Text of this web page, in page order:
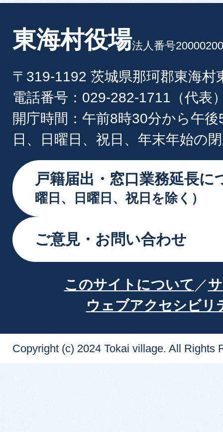
東海村役場法人番号
〒319-1192 茨城県那珂郡東海村
電話番号：029-282-1711（代表
開庁時間：午前8時30分から午
日、日曜日、祝日、年末年始の
戸籍届出・窓口業務延長に
曜日、日曜日、祝日を除く）
ご意見・お問い合わせ
このサイトについて
ウェブアクセシビリ
Copyright (c) 2024 Tokai village. All Rights